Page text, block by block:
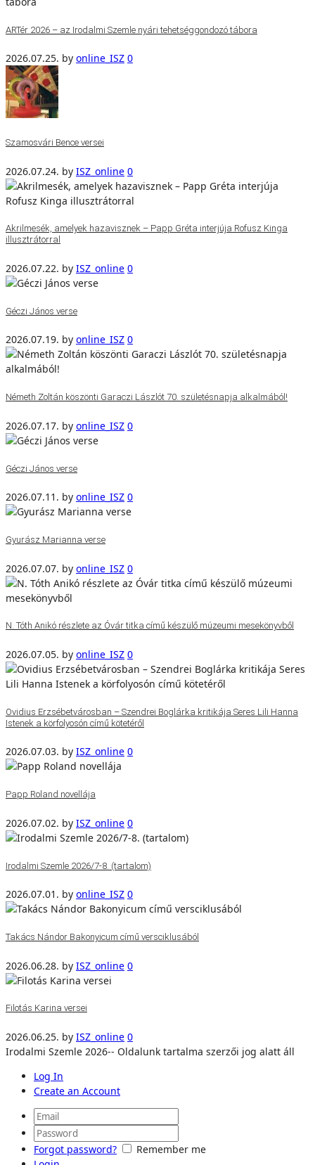
ARTér 2026 – az Irodalmi Szemle nyári tehetséggondozó tábora
2026.07.25. by online_ISZ 0
Szamosvári Bence versei
2026.07.24. by ISZ_online 0
Akrilmesék, amelyek hazavisznek – Papp Gréta interjúja Rofusz Kinga
illusztrátorral
2026.07.22. by ISZ_online 0
Géczi János verse
2026.07.19. by online_ISZ 0
Németh Zoltán köszönti Garaczi Lászlót 70. születésnapja alkalmából!
2026.07.17. by online_ISZ 0
Géczi János verse
2026.07.11. by online_ISZ 0
Gyurász Marianna verse
2026.07.07. by online_ISZ 0
N. Tóth Anikó részlete az Óvár titka című készülő múzeumi mesekönyvből
2026.07.05. by online_ISZ 0
Ovidius Erzsébetvárosban – Szendrei Boglárka kritikája Seres Lili Hanna
Istenek a körfolyosón című kötetéről
2026.07.03. by ISZ_online 0
Papp Roland novellája
2026.07.02. by ISZ_online 0
Irodalmi Szemle 2026/7-8. (tartalom)
2026.07.01. by online_ISZ 0
Takács Nándor Bakonyicum című versciklusából
2026.06.28. by ISZ_online 0
Filotás Karina versei
2026.06.25. by ISZ_online 0
Irodalmi Szemle 2026-- Oldalunk tartalma szerzői jog alatt áll
Log In
Create an Account
Forgot password?
Remember me